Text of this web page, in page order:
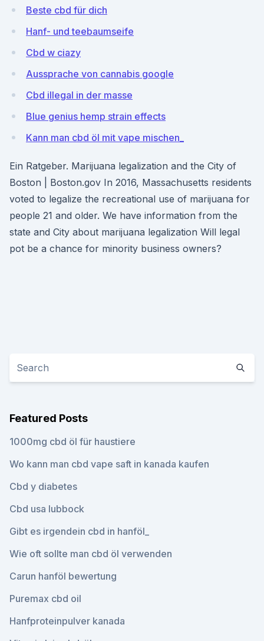
Beste cbd für dich
Hanf- und teebaumseife
Cbd w ciazy
Aussprache von cannabis google
Cbd illegal in der masse
Blue genius hemp strain effects
Kann man cbd öl mit vape mischen_
Ein Ratgeber. Marijuana legalization and the City of
Boston | Boston.gov In 2016, Massachusetts residents
voted to legalize the recreational use of marijuana for
people 21 and older. We have information from the
state and City about marijuana legalization Will legal
pot be a chance for minority business owners?
Featured Posts
1000mg cbd öl für haustiere
Wo kann man cbd vape saft in kanada kaufen
Cbd y diabetes
Cbd usa lubbock
Gibt es irgendein cbd in hanföl_
Wie oft sollte man cbd öl verwenden
Carun hanföl bewertung
Puremax cbd oil
Hanfproteinpulver kanada